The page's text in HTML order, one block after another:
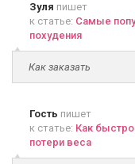
Зуля пишет
к статье: Самые
похудения
Как заказать
Гость пишет
к статье: Как быстро
потери веса